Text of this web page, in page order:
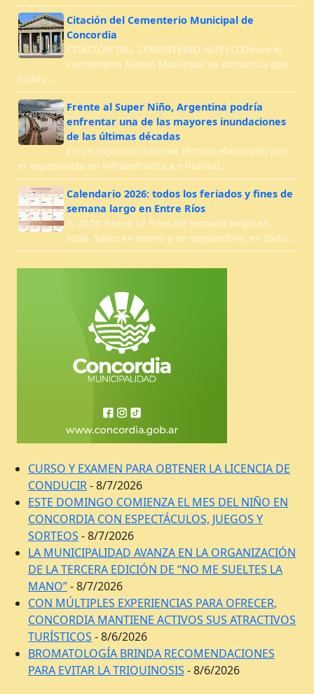
Citación del Cementerio Municipal de
Concordia
CITACIÓN DEL CEMENTERIO NUEVO Desde el
Cementerio Nuevo Municipal se comunica que
todos …
Frente al Super Niño, Argentina podría
enfrentar una de las mayores inundaciones
de las últimas décadas
En un riguroso informe técnico elaborado por
el especialista en infraestructura e hidrául…
Calendario 2026: todos los feriados y fines de
semana largo en Entre Ríos
El 2026 traerá 12 fines de semana largo en
total. Salvo en enero y en septiembre, en todo…
CURSO Y EXAMEN PARA OBTENER LA LICENCIA DE
CONDUCIR- 8/7/2026
ESTE DOMINGO COMIENZA EL MES DEL NIÑO EN
CONCORDIA CON ESPECTÁCULOS, JUEGOS Y
SORTEOS - 8/7/2026
LA MUNICIPALIDAD AVANZA EN LA ORGANIZACIÓN
DE LA TERCERA EDICIÓN DE “NO ME SUELTES LA
MANO”- 8/7/2026
CON MÚLTIPLES EXPERIENCIAS PARA OFRECER,
CONCORDIA MANTIENE ACTIVOS SUS ATRACTIVOS
TURÍSTICOS - 8/6/2026
BROMATOLOGÍA BRINDA RECOMENDACIONES
PARA EVITAR LA TRIQUINOSIS - 8/6/2026